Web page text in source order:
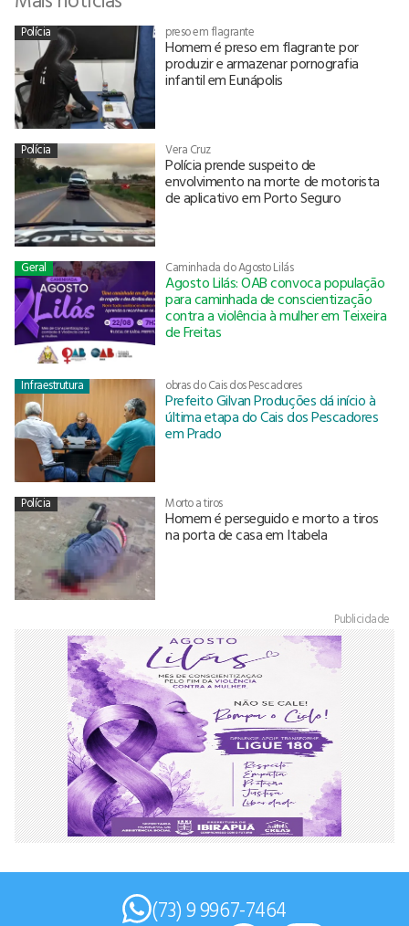
Polícia preso em flagrante
Homem é preso em flagrante por
produzir e armazenar pornografia
infantil em Eunápolis
Polícia Vera Cruz
Polícia prende suspeito de
envolvimento na morte de motorista
de aplicativo em Porto Seguro
Geral Caminhada do Agosto Lilás
Agosto Lilás: OAB convoca população
para caminhada de conscientização
contra a violência à mulher em Teixeira
de Freitas
Infraestrutura obras do Cais dos Pescadores
Prefeito Gilvan Produções dá início à
última etapa do Cais dos Pescadores
em Prado
Polícia Morto a tiros
Homem é perseguido e morto a tiros
na porta de casa em Itabela
Publicidade
(73) 9 9967-7464